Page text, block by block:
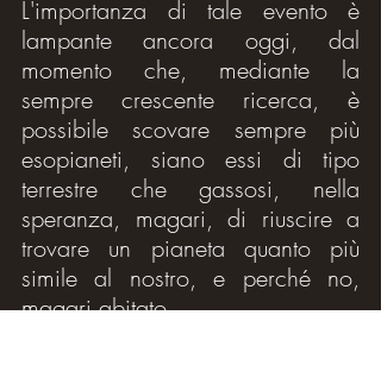
L'importanza di tale evento è
lampante ancora oggi, dal
momento che, mediante la
sempre crescente ricerca, è
possibile scovare sempre più
esopianeti, siano essi di tipo
terrestre che gassosi, nella
speranza, magari, di riuscire a
trovare un pianeta quanto più
simile al nostro, e perché no,
magari abitato...